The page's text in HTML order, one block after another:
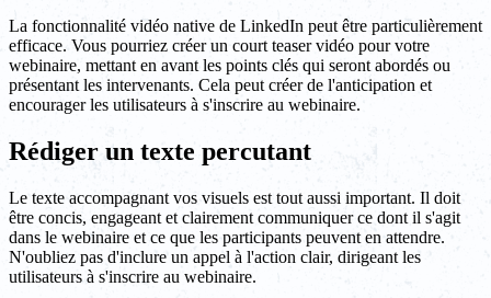
La fonctionnalité vidéo native de LinkedIn peut être particulièrement
efficace. Vous pourriez créer un court teaser vidéo pour votre
webinaire, mettant en avant les points clés qui seront abordés ou
présentant les intervenants. Cela peut créer de l'anticipation et
encourager les utilisateurs à s'inscrire au webinaire.
Rédiger un texte percutant
Le texte accompagnant vos visuels est tout aussi important. Il doit
être concis, engageant et clairement communiquer ce dont il s'agit
dans le webinaire et ce que les participants peuvent en attendre.
N'oubliez pas d'inclure un appel à l'action clair, dirigeant les
utilisateurs à s'inscrire au webinaire.